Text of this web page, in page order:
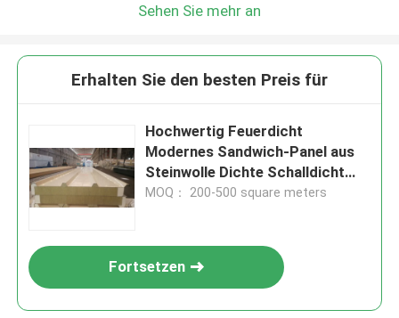
Sehen Sie mehr an
Erhalten Sie den besten Preis für
Hochwertig Feuerdicht
Modernes Sandwich-Panel aus
Steinwolle Dichte Schalldicht
Wasserdicht 1000 mm
MOQ： 200-500 square meters
Fortsetzen